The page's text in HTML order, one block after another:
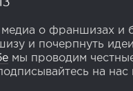
о франшизах и
и почерпнуть
мы проводим
на